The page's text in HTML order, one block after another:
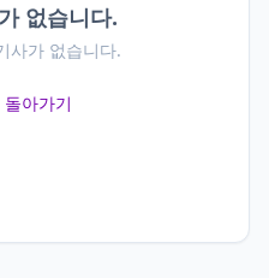
없습니다.
사가 없습니다.
아가기